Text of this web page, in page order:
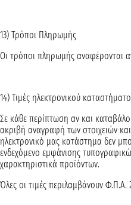
13) Τρόποι Πληρωμής
Οι τρόποι πληρωμής αναφέρονται
14) Τιμές ηλεκτρονικού
Σε κάθε περίπτωση αν και
ακριβή αναγραφή των στοιχειών
ηλεκτρονικό μας κατάστημα δεν
ενδεχόμενο εμφάνισης
χαρακτηριστικά προϊόντων.
Όλες οι τιμές περιλαμβάνουν Φ.Π.Α.